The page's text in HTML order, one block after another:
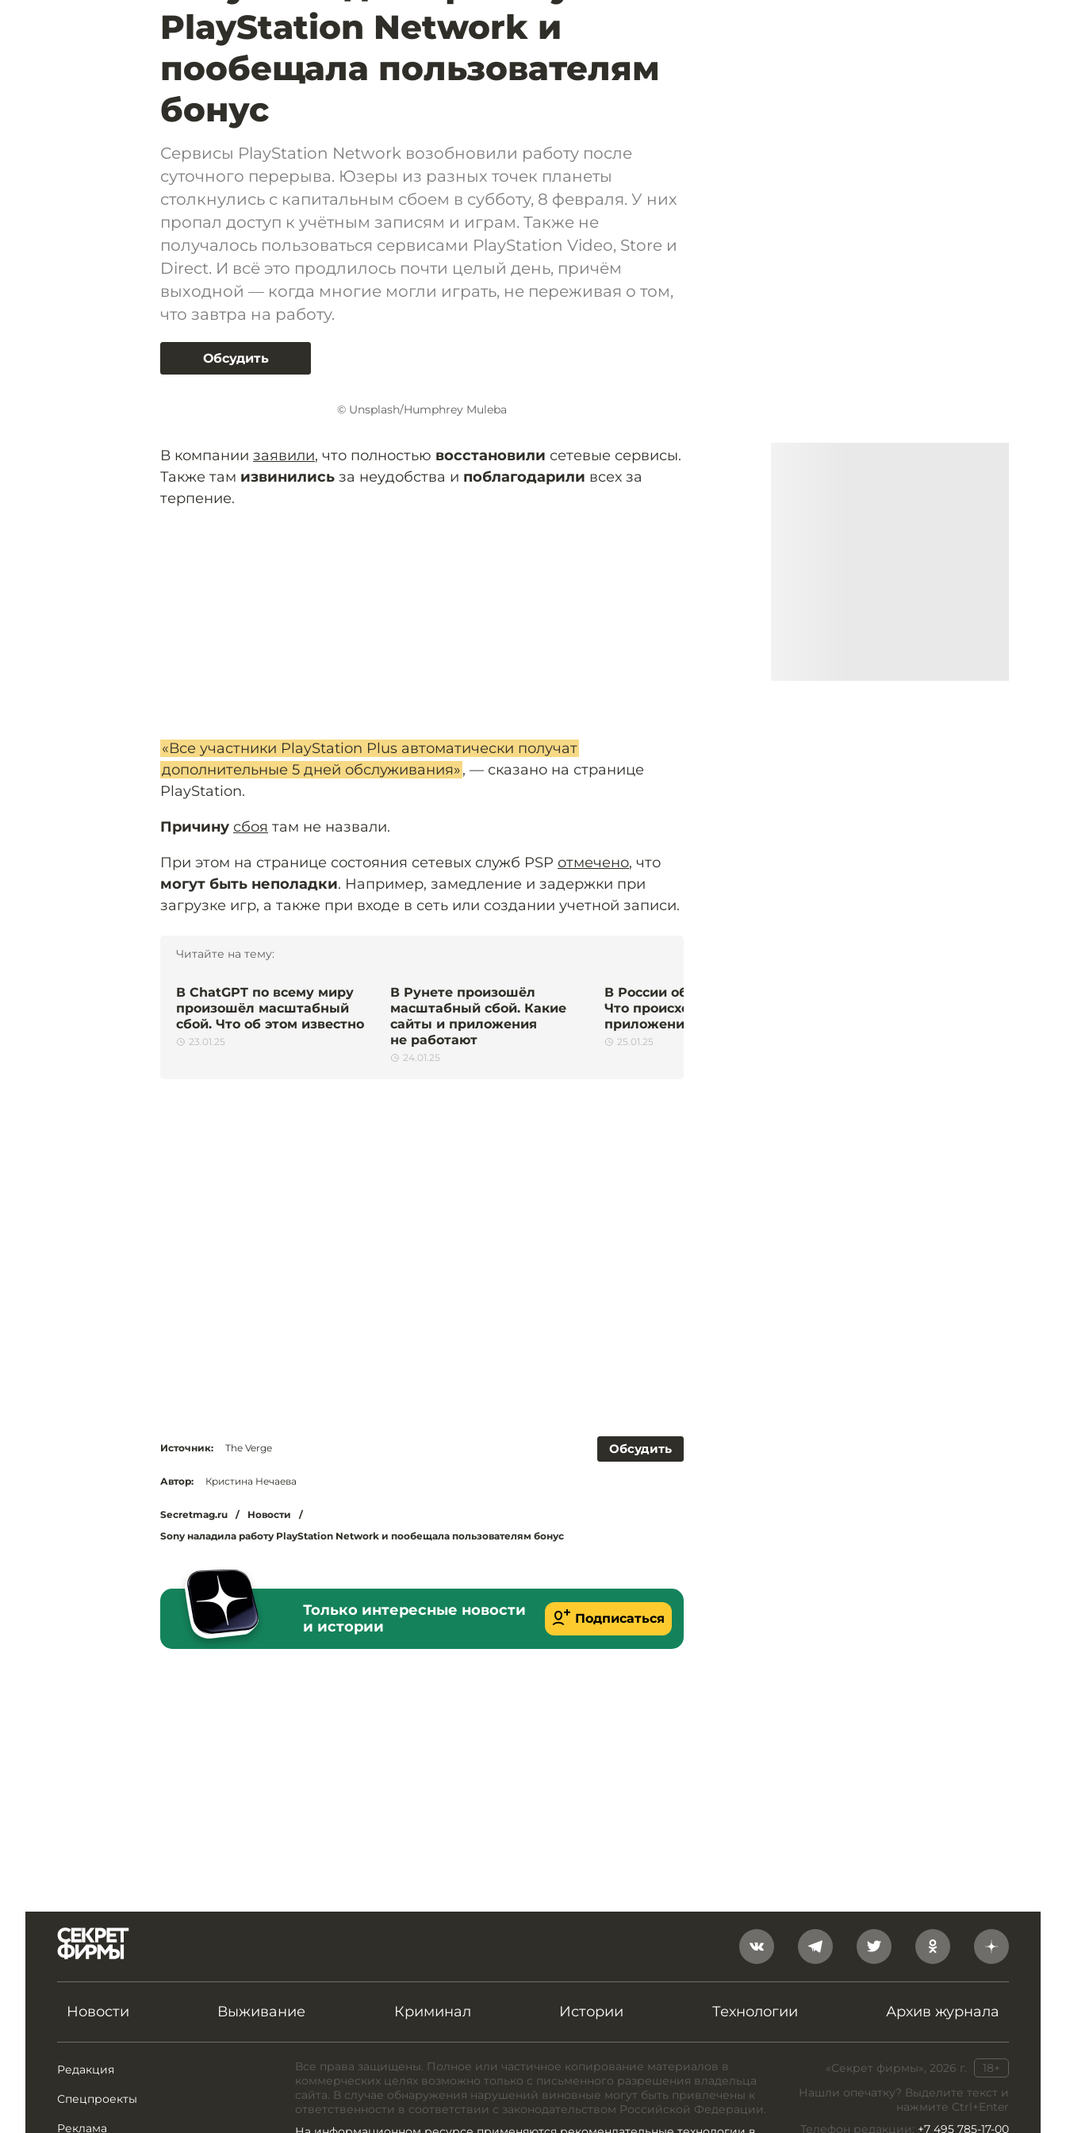
PlayStation Network и
пообещала пользователям
бонус
Сервисы PlayStation Network возобновили работу после
суточного перерыва. Юзеры из разных точек планеты
столкнулись с капитальным сбоем в субботу, 8 февраля. У них
пропал доступ к учётным записям и играм. Также не
получалось пользоваться сервисами PlayStation Video, Store и
Direct. И всё это продлилось почти целый день, причём
выходной — когда многие могли играть, не переживая о том,
что завтра на работу.
Обсудить
© Unsplash/Humphrey Muleba
В компании заявили, что полностью восстановили сетевые сервисы.
Также там извинились за неудобства и поблагодарили всех за
терпение.
«Все участники PlayStation Plus автоматически получат
дополнительные 5 дней обслуживания», — сказано на странице
PlayStation.
Причину сбоя там не назвали.
При этом на странице состояния сетевых служб PSP отмечено, что
могут быть неполадки. Например, замедление и задержки при
загрузке игр, а также при входе в сеть или создании учетной записи.
Читайте на тему:
В ChatGPT по всему миру
произошёл масштабный
сбой. Что об этом известно
23.01.25
В Рунете произошёл
масштабный сбой. Какие
сайты и приложения
не работают
24.01.25
В России обрушился TikTok.
Что происходит с
приложением
25.01.25
Обсудить
Источник: The Verge
Автор: Кристина Нечаева
Secretmag.ru / Новости
/
Sony наладила работу PlayStation Network и пообещала пользователям бонус
Только интересные новости
и истории
Подписаться
Новости Выживание Криминал Истории Технологии Архив журнала
Редакция
Спецпроекты
Реклама
«Секрет фирмы», 2026 г.
18+
Нашли опечатку? Выделите текст и
нажмите Ctrl+Enter
Телефон редакции: +7 495 785-17-00
Все права защищены. Полное или частичное копирование материалов в
коммерческих целях возможно только с письменного разрешения владельца
сайта. В случае обнаружения нарушений виновные могут быть привлечены к
ответственности в соответствии с законодательством Российской Федерации.